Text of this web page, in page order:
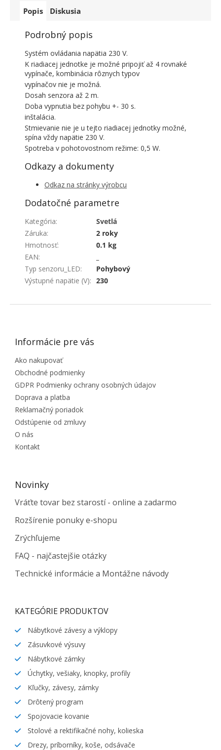
Popis Diskusia
Podrobný popis
Systém ovládania napätia 230 V.
K riadiacej jednotke je možné pripojiť až 4 rovnaké
vypínače, kombinácia rôznych typov
vypínačov nie je možná.
Dosah senzora až 2 m.
Doba vypnutia bez pohybu +- 30 s.
inštalácia.
Stmievanie nie je u tejto riadiacej jednotky možné,
spína vždy napätie 230 V.
Spotreba v pohotovostnom režime: 0,5 W.
Odkazy a dokumenty
Odkaz na stránky výrobcu
Dodatočné parametre
Kategória:
Svetlá
Záruka:
2 roky
Hmotnosť:
0.1 kg
EAN:
Typ senzoru_LED:
Pohybový
Výstupné napätie (V): 230
ZÁPÄTIE
Informácie pre vás
Ako nakupovať
Obchodné podmienky
GDPR Podmienky ochrany osobných údajov
Doprava a platba
Reklamačný poriadok
Odstúpenie od zmluvy
O nás
Kontakt
Novinky
Vráťte tovar bez starostí - online a zadarmo
Rozšírenie ponuky e-shopu
Zrýchľujeme
FAQ - najčastejšie otázky
Technické informácie a Montážne návody
KATEGÓRIE PRODUKTOV
Nábytkové závesy a výklopy
Zásuvkové výsuvy
Nábytkové zámky
Úchytky, vešiaky, knopky, profily
Kľučky, závesy, zámky
Drôtený program
Spojovacie kovanie
Stolové a rektifikačné nohy, kolieska
Drezy, príborníky, koše, odsávače